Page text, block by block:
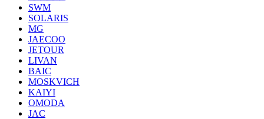
SWM
SOLARIS
MG
JAECOO
JETOUR
LIVAN
BAIC
MOSKVICH
KAIYI
OMODA
JAC